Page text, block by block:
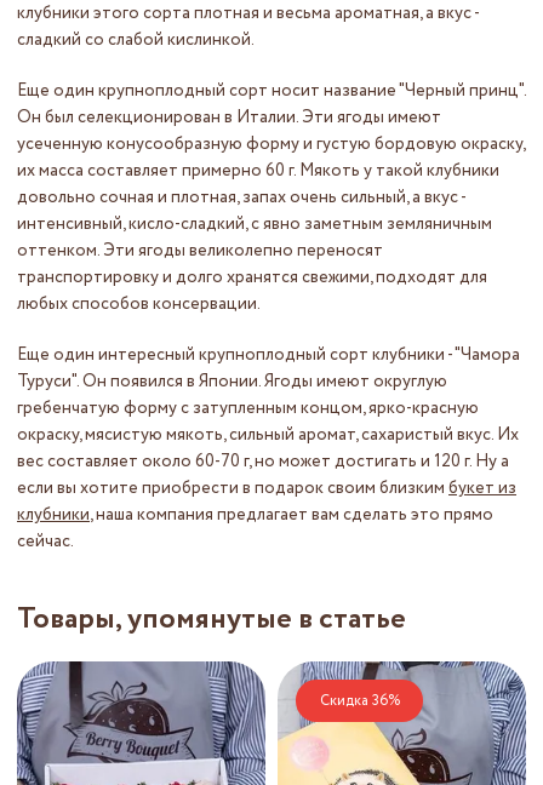
клубники этого сорта плотная и весьма ароматная, а вкус -
сладкий со слабой кислинкой.
Еще один крупноплодный сорт носит название "Черный принц".
Он был селекционирован в Италии. Эти ягоды имеют
усеченную конусообразную форму и густую бордовую окраску,
их масса составляет примерно 60 г. Мякоть у такой клубники
довольно сочная и плотная, запах очень сильный, а вкус -
интенсивный, кисло-сладкий, с явно заметным земляничным
оттенком. Эти ягоды великолепно переносят
транспортировку и долго хранятся свежими, подходят для
любых способов консервации.
Еще один интересный крупноплодный сорт клубники - "Чамора
Туруси". Он появился в Японии. Ягоды имеют округлую
гребенчатую форму с затупленным концом, ярко-красную
окраску, мясистую мякоть, сильный аромат, сахаристый вкус. Их
вес составляет около 60-70 г, но может достигать и 120 г. Ну а
если вы хотите приобрести в подарок своим близким букет из
клубники, наша компания предлагает вам сделать это прямо
сейчас.
Товары, упомянутые в статье
Скидка 36%